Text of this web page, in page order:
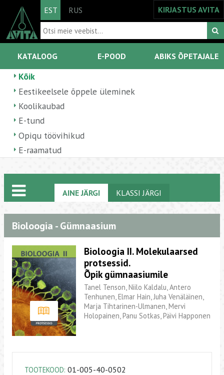
EST RUS KIRJASTUS AVITA
KATALOOG E-POOD ABIKS ÕPETAJALE
Kõik
Eestikeelsele õppele üleminek
Koolikaubad
E-tund
Opiqu töövihikud
E-raamatud
AINE JÄRGI KLASSI JÄRGI
Bioloogia - Gümnaasium
Bioloogia II. Molekulaarsed
protsessid.
Õpik gümnaasiumile
Tanel Tenson, Niilo Kaldalu, Antero
Tenhunen, Elmar Hain, Juha Venäläinen,
Marja Tihtarinen-Ulmanen, Mervi
Holopainen, Panu Sotkas, Päivi Happonen
TOOTEKOOD: 01-005-40-0502